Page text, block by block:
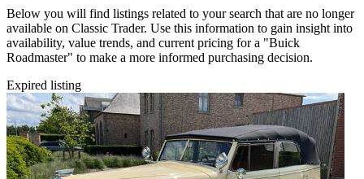
Below you will find listings related to your search that are no longer
available on Classic Trader. Use this information to gain insight into
availability, value trends, and current pricing for a "Buick
Roadmaster" to make a more informed purchasing decision.
Expired listing